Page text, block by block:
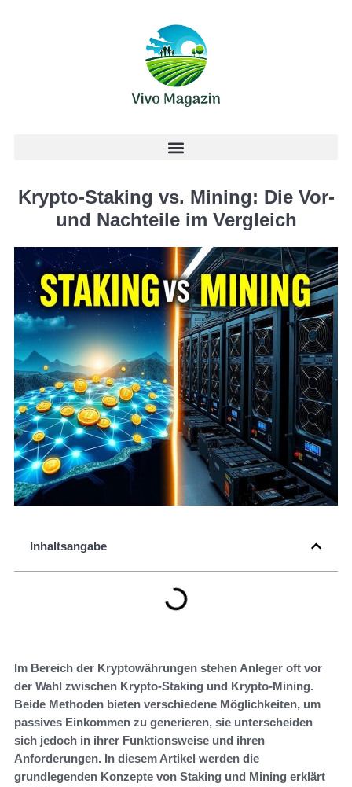
Krypto-Staking vs. Mining: Die Vor-
und Nachteile im Vergleich
Inhaltsangabe
Im Bereich der Kryptowährungen stehen Anleger oft vor
der Wahl zwischen Krypto-Staking und Krypto-Mining.
Beide Methoden bieten verschiedene Möglichkeiten, um
passives Einkommen zu generieren, sie unterscheiden
sich jedoch in ihrer Funktionsweise und ihren
Anforderungen. In diesem Artikel werden die
grundlegenden Konzepte von Staking und Mining erklärt